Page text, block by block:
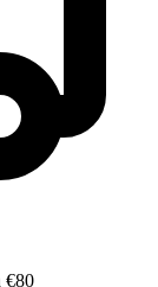
€80